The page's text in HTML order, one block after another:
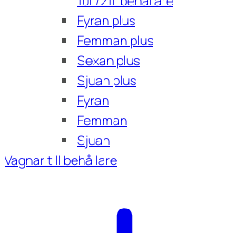
Fyran plus
Femman plus
Sexan plus
Sjuan plus
Fyran
Femman
Sjuan
Vagnar till behållare